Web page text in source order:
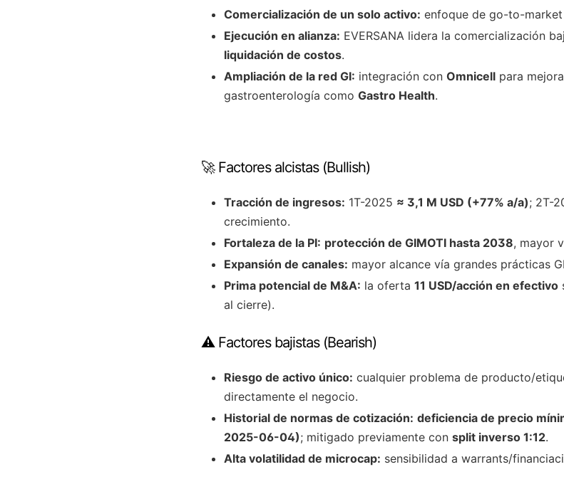
Comercialización de un solo activo: enfoque de go-to-market
Ejecución en alianza: EVERSANA lidera la comercialización
liquidación de costos.
Ampliación de la red GI: integración con Omnicell para
gastroenterología como Gastro Health.
🚀 Factores alcistas (Bullish)
Tracción de ingresos: 1T-2025 ≈ 3,1 M USD (+77% a/a); 2T-
crecimiento.
Fortaleza de la PI: protección de GIMOTI hasta 2038, mayor
Expansión de canales: mayor alcance vía grandes prácticas
Prima potencial de M&A: la oferta 11 USD/acción en efectivo
al cierre).
⚠️ Factores bajistas (Bearish)
Riesgo de activo único: cualquier problema de producto/
directamente el negocio.
Historial de normas de cotización: deficiencia de precio
2025-06-04); mitigado previamente con split inverso 1:12.
Alta volatilidad de microcap: sensibilidad a warrants/